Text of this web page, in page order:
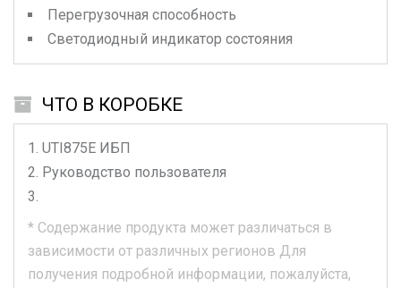
Перегрузочная способность
Светодиодный индикатор состояния
ЧТО В КОРОБКЕ
UTI875E ИБП
Руководство пользователя
* Содержание продукта может различаться в
зависимости от различных регионов Для
получения подробной информации, пожалуйста,